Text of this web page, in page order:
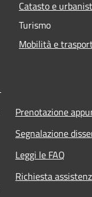
Catasto e
Turismo
Mobilità e
Prenotazione
Segnalazione
Leggi le FAQ
Richiesta